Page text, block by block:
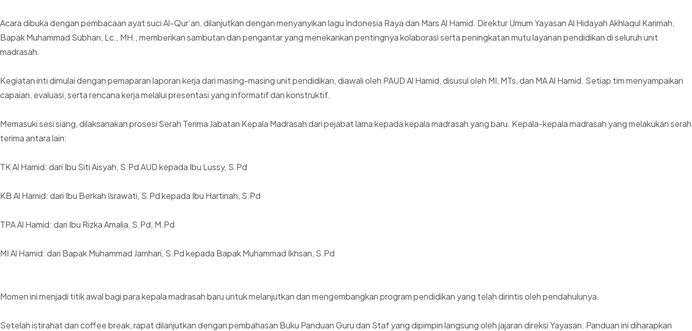
Acara dibuka dengan pembacaan ayat suci Al-Qur’an, dilanjutkan dengan menyanyikan lagu Indonesia Raya dan Mars Al Hamid. Direktur Umum Yayasan Al Hidayah Akhlaqul Karimah,
Bapak Muhammad Subhan, Lc., MH., memberikan sambutan dan pengantar yang menekankan pentingnya kolaborasi serta peningkatan mutu layanan pendidikan di seluruh unit
madrasah.
Kegiatan inti dimulai dengan pemaparan laporan kerja dari masing-masing unit pendidikan, diawali oleh PAUD Al Hamid, disusul oleh MI, MTs, dan MA Al Hamid. Setiap tim menyampaikan
capaian, evaluasi, serta rencana kerja melalui presentasi yang informatif dan konstruktif.
Memasuki sesi siang, dilaksanakan prosesi Serah Terima Jabatan Kepala Madrasah dari pejabat lama kepada kepala madrasah yang baru. Kepala-kepala madrasah yang melakukan serah
terima antara lain:
TK Al Hamid: dari Ibu Siti Aisyah, S.Pd AUD kepada Ibu Lussy, S.Pd
KB Al Hamid: dari Ibu Berkah Israwati, S.Pd kepada Ibu Hartinah, S.Pd
TPA Al Hamid: dari Ibu Rizka Amalia, S.Pd, M.Pd
MI Al Hamid: dari Bapak Muhammad Jamhari, S.Pd kepada Bapak Muhammad Ikhsan, S.Pd
Momen ini menjadi titik awal bagi para kepala madrasah baru untuk melanjutkan dan mengembangkan program pendidikan yang telah dirintis oleh pendahulunya.
Setelah istirahat dan coffee break, rapat dilanjutkan dengan pembahasan Buku Panduan Guru dan Staf yang dipimpin langsung oleh jajaran direksi Yayasan. Panduan ini diharapkan